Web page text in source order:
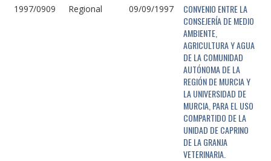
1997/0909 Regional 09/09/1997
CONVENIO ENTRE LA
CONSEJERÍA DE MEDIO
AMBIENTE,
AGRICULTURA Y AGUA
DE LA COMUNIDAD
AUTÓNOMA DE LA
REGIÓN DE MURCIA Y
LA UNIVERSIDAD DE
MURCIA, PARA EL USO
COMPARTIDO DE LA
UNIDAD DE CAPRINO
DE LA GRANJA
VETERINARIA.